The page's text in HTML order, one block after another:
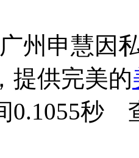
州申慧因
，提供完美的
0.1055